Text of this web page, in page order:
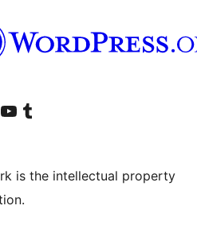
যাওক
আমাৰ YouTube চেনেললৈ যাওকআমাৰ Tumblr একাউণ্টলৈ যাওক
is the intellectual property